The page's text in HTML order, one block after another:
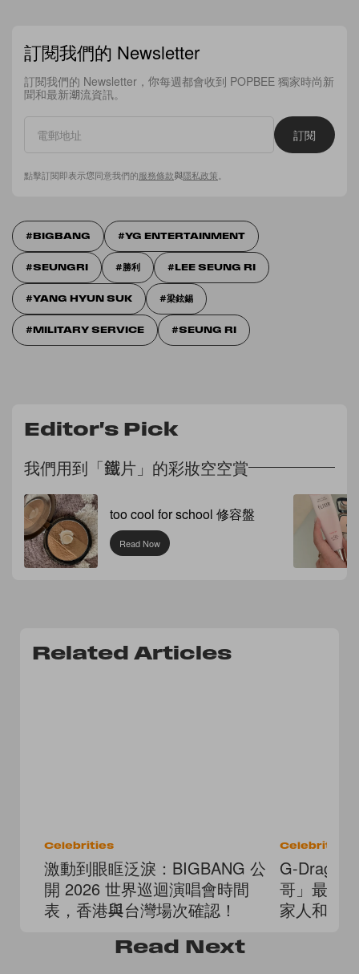
訂閱我們的 Newsletter
訂閱我們的 Newsletter，你每週都會收到 POPBEE 獨家時尚新
聞和最新潮流資訊。
訂閱
點擊訂閱即表示您同意我們的服務條款與隱私政策
BIGBANG YG ENTERTAINMENT
SEUNGRI 勝利 LEE SEUNG RI
YANG HYUN SUK 梁鉉錫
MILITARY SERVICE SEUNG RI
Editor's Pick
我們用到「鐵片」的彩妝空空賞
too cool for school 修容盤
Read Now
Related Articles
Celebrities
激動到眼眶泛淚：BIGBANG 公
開 2026 世界巡迴演唱會時間
表，香港與台灣場次確認！
Celebrities
G-Dragon
哥」最暖
家人和員
Read Next